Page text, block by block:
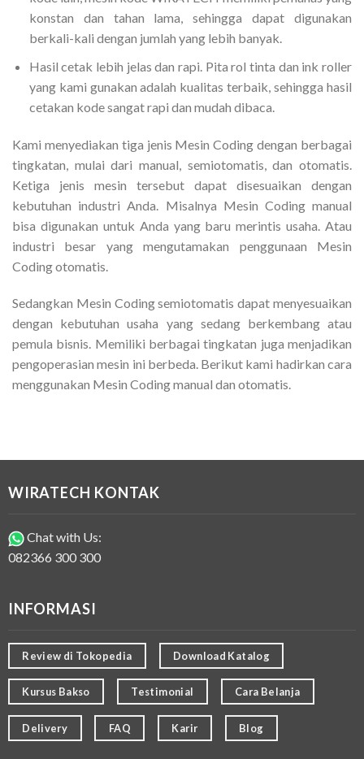
konstan dan tahan lama, sehingga dapat digunakan
berkali-kali dengan jumlah yang lebih banyak.
Hasil cetak lebih jelas dan rapi. Pita rol tinta dan ink roller
yang kami gunakan adalah kualitas terbaik, sehingga hasil
cetakan kode sangat rapi dan mudah dibaca.
Kami menyediakan tiga jenis Mesin Coding dengan berbagai
tingkatan, mulai dari manual, semiotomatis, dan otomatis.
Ketiga jenis mesin tersebut dapat disesuaikan dengan
kebutuhan industri Anda. Misalnya Mesin Coding manual
bisa digunakan untuk Anda yang baru merintis usaha. Atau
industri besar yang mengutamakan penggunaan Mesin
Coding otomatis.
Sedangkan Mesin Coding semiotomatis dapat menyesuaikan
dengan kebutuhan usaha yang sedang berkembang atau
pemula bisnis. Memiliki berbagai tingkatan juga menjadikan
pengoperasian mesin ini berbeda. Berikut kami hadirkan cara
menggunakan Mesin Coding manual dan otomatis.
WIRATECH KONTAK
Chat with Us:
082366 300 300
INFORMASI
Review di Tokopedia Download Katalog
Kursus Bakso Testimonial Cara Belanja
Delivery FAQ Karir Blog